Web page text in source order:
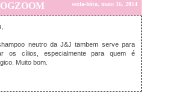
sexta-feira, maio 16, 2014
neutro da J&J tambem serve para
os cílios, especialmente para quem é
Muito bom.